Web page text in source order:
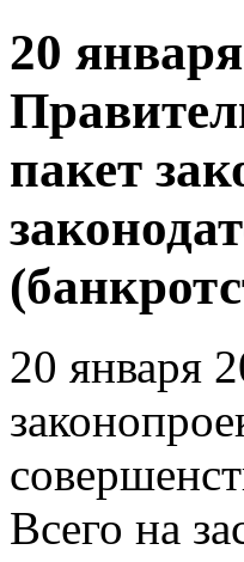
20
пакет
20 января
Всего на